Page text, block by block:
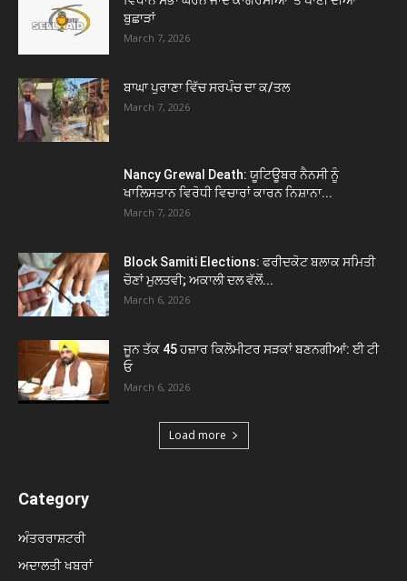
ਬੁਛਾੜਾਂ
March 7, 2026
ਬਾਘਾ ਪੁਰਾਣਾ ਵਿੱਚ ਸਰਪੰਚ ਦਾ ਕ/ਤਲ
March 7, 2026
Nancy Grewal Death: ਯੂਟਿਊਬਰ ਨੈਨਸੀ ਨੂੰ
ਖਾਲਿਸਤਾਨ ਵਿਰੋਧੀ ਵਿਚਾਰਾਂ ਕਾਰਨ ਨਿਸ਼ਾਨਾ...
March 7, 2026
Block Samiti Elections: ਫਰੀਦਕੋਟ ਬਲਾਕ ਸਮਿਤੀ
ਚੋਣਾਂ ਮੁਲਤਵੀ; ਅਕਾਲੀ ਦਲ ਵੱਲੋਂ...
March 6, 2026
ਜੂਨ ਤੱਕ 45 ਹਜ਼ਾਰ ਕਿਲੋਮੀਟਰ ਸੜਕਾਂ ਬਣਨਗੀਆਂ: ਈ ਟੀ
ਓ
March 6, 2026
Load more
Category
ਅੰਤਰਰਾਸ਼ਟਰੀ
ਅਦਾਲਤੀ ਖਬਰਾਂ